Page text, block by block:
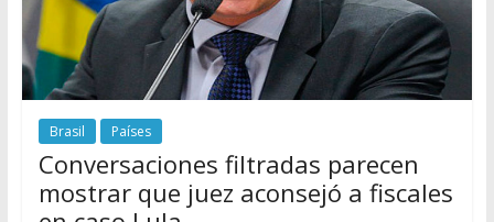
Brasil Países
Conversaciones filtradas parecen
mostrar que juez aconsejó a fiscales